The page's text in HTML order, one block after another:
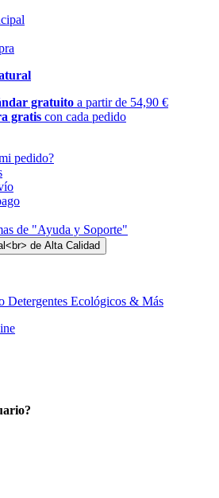
gratuito a partir de 54,90 €
gratis con cada pedido
pedido?
de "Ayuda y Soporte"
Detergentes Ecológicos & Más